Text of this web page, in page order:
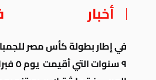
أخبار
فيإطاربطولةكأسمصر
٩سنوات التي أقيمت يوم٥